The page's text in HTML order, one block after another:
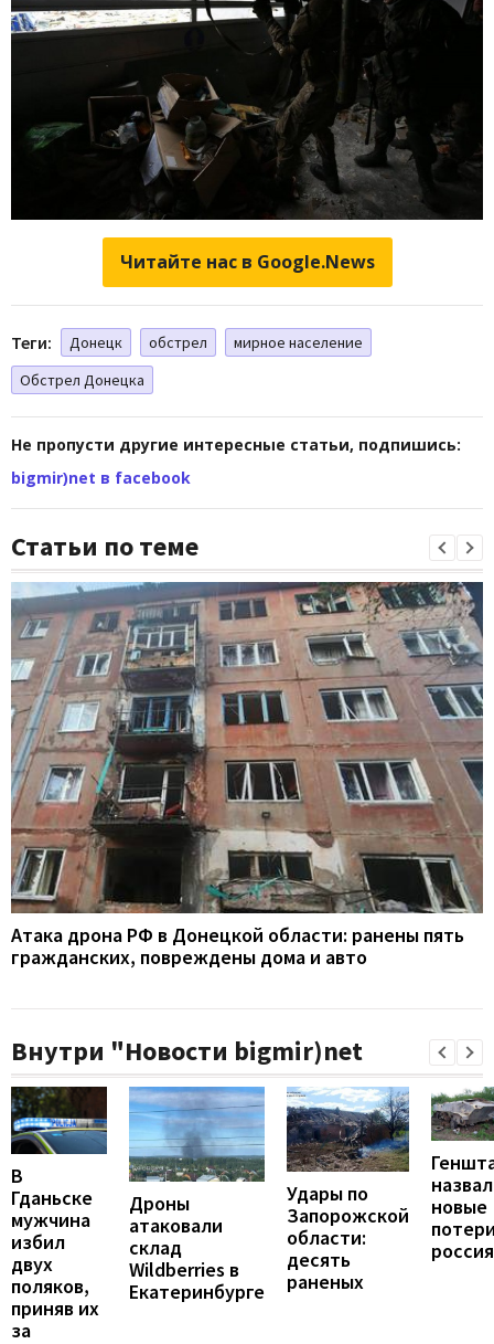
Читайте нас в Google.News
Теги: Донецк обстрел
мирное население
Обстрел Донецка
Не пропусти другие интересные статьи, подпишись:
bigmir)net в facebook
Статьи по теме
Атака дрона РФ в Донецкой области: ранены пять
гражданских, повреждены дома и авто
Внутри "Новости bigmir)net
В
Гданьске
мужчина
избил
двух
поляков,
приняв их
за
Дроны
атаковали
склад
Wildberries в
Екатеринбурге
Удары по
Запорожской
области:
десять
раненых
назвал
новые